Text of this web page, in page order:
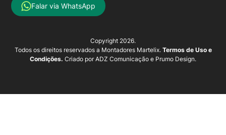
Falar via WhatsApp
Copyright 2026.
Todos os direitos reservados a Montadores Martelix. Termos de Uso e
Condições. Criado porADZ Comunicação e Prumo Design.